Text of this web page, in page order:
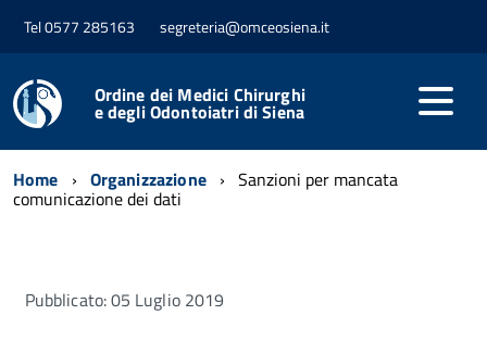
Tel 0577 285163 segreteria@omceosiena.it
Ordine dei Medici Chirurghi
e degli Odontoiatri di Siena
Home Organizzazione Sanzioni per mancata
comunicazione dei dati
Pubblicato: 05 Luglio 2019